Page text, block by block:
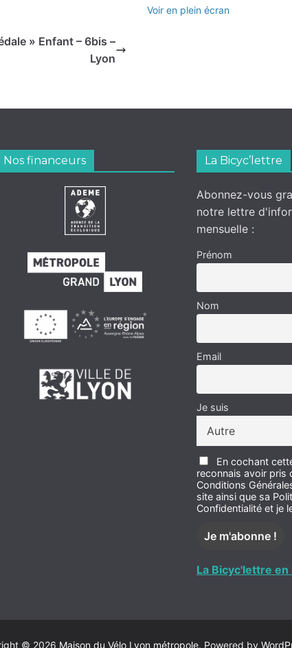
» Enfant – 6bis –
Lyon
Voir en plein écran
Nos financeurs La Bicyc’lettre
Abonnez-vous
notre lettre
mensuelle :
Prénom
Nom
Email
Je suis
En cochant
reconnais avoir pris
Conditions
site ainsi que sa
Confidentialité et je
La Bicyc'lettre en
© 2026 Maison du Vélo Lyon métropole. Powered by